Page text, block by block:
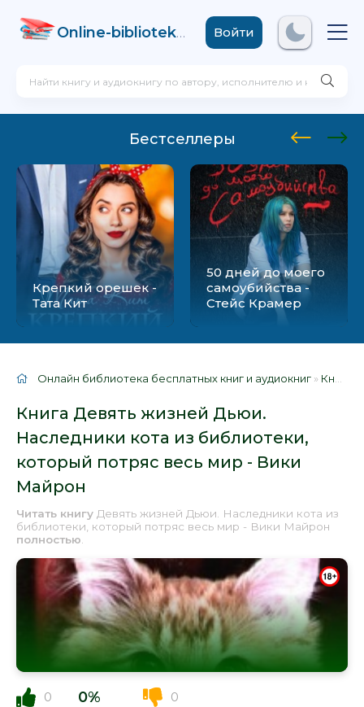
Online-biblioteka .comВойти
Бестселлеры
Крепкий орешек -
Тата Кит
50 дней до моего
самоубийства -
Стейс Крамер
Онлайн библиотека бесплатных книг и аудиокниг » Книги
Книга Девять жизней Дьюи.
Наследники кота из библиотеки,
который потряс весь мир - Вики
Майрон
Читать книгу Девять жизней Дьюи. Наследники кота из
библиотеки, который потряс весь мир - Вики Майрон
полностью
0 0% 0